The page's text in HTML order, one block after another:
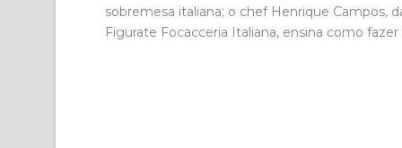
sobremesa italiana; o chef Henrique Campos,
Figurate Focacceria Italiana, ensina como fazer